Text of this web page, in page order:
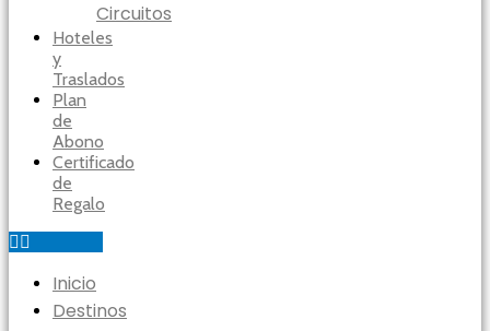
Circuitos
Hoteles
y
Traslados
Plan
de
Abono
Certificado
de
Regalo
Inicio
Destinos